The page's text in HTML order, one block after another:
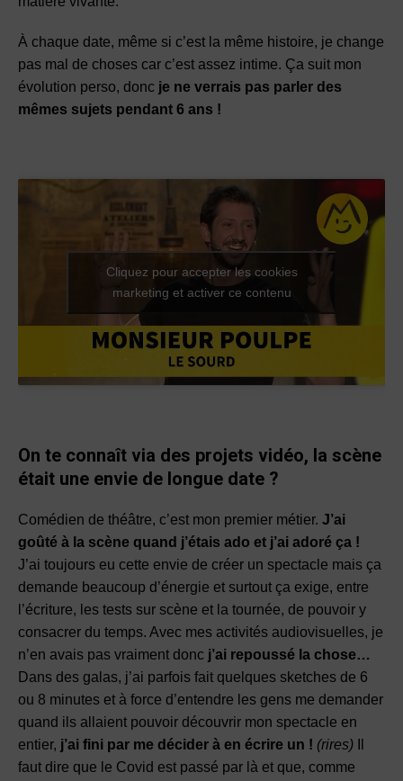
À chaque date, même si c’est la même histoire, je change
pas mal de choses car c’est assez intime. Ça suit mon
évolution perso, donc je ne verrais pas parler des
mêmes sujets pendant 6 ans !
Cliquez pour accepter les cookies
marketing et activer ce contenu
On te connaît via des projets vidéo, la scène
était une envie de longue date ?
Comédien de théâtre, c’est mon premier métier. J’ai
goûté à la scène quand j’étais ado et j’ai adoré ça !
J’ai toujours eu cette envie de créer un spectacle mais ça
demande beaucoup d’énergie et surtout ça exige, entre
l’écriture, les tests sur scène et la tournée, de pouvoir y
consacrer du temps. Avec mes activités audiovisuelles, je
n’en avais pas vraiment donc j’ai repoussé la chose…
Dans des galas, j’ai parfois fait quelques sketches de 6
ou 8 minutes et à force d’entendre les gens me demander
quand ils allaient pouvoir découvrir mon spectacle en
entier, j’ai fini par me décider à en écrire un ! (rires)
faut dire que le Covid est passé par là et que, comme